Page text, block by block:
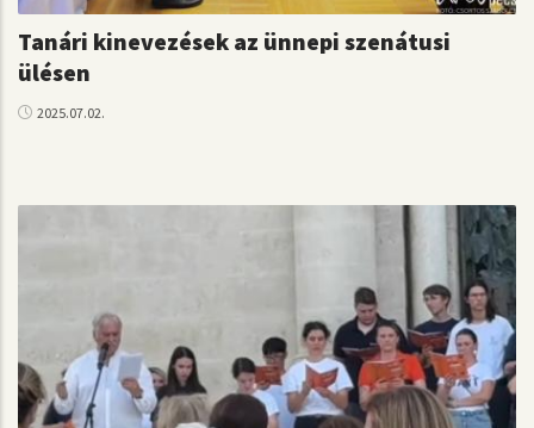
Tanári kinevezések az ünnepi szenátusi
ülésen
2025.07.02.